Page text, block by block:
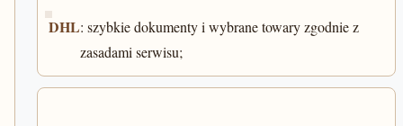
DHL: szybkie dokumenty i wybrane towary zgodnie z
zasadami serwisu;